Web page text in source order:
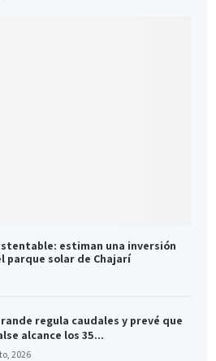
estiman una inversión
parque solar de Chajarí
regula caudales y prevé que
alcance los 35...
2026